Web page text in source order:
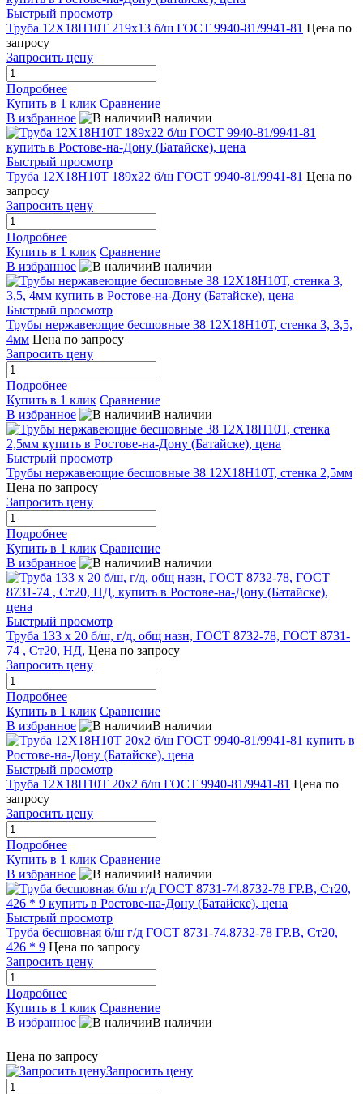
Быстрый просмотр
Труба 12Х18Н10Т 219х13 б/ш ГОСТ 9940-81/9941-81 Цена по
запросу
Запросить цену
Подробнее
Купить в 1 клик Сравнение
В избранное
В наличии
Быстрый просмотр
Труба 12Х18Н10Т 189х22 б/ш ГОСТ 9940-81/9941-81 Цена по
запросу
Запросить цену
Подробнее
Купить в 1 клик Сравнение
В избранное
В наличии
Быстрый просмотр
Трубы нержавеющие бесшовные 38 12Х18Н10Т, стенка 3, 3,5,
4мм Цена по запросу
Запросить цену
Подробнее
Купить в 1 клик Сравнение
В избранное
В наличии
Быстрый просмотр
Трубы нержавеющие бесшовные 38 12Х18Н10Т, стенка 2,5мм
Цена по запросу
Запросить цену
Подробнее
Купить в 1 клик Сравнение
В избранное
В наличии
Быстрый просмотр
Труба 133 х 20 б/ш, г/д, общ назн, ГОСТ 8732-78, ГОСТ 8731-
74 , Ст20, НД, Цена по запросу
Запросить цену
Подробнее
Купить в 1 клик Сравнение
В избранное
В наличии
Быстрый просмотр
Труба 12Х18Н10Т 20х2 б/ш ГОСТ 9940-81/9941-81 Цена по
запросу
Запросить цену
Подробнее
Купить в 1 клик Сравнение
В избранное
В наличии
Быстрый просмотр
Труба бесшовная б/ш г/д ГОСТ 8731-74.8732-78 ГР.В, Ст20,
426 * 9 Цена по запросу
Запросить цену
Подробнее
Купить в 1 клик Сравнение
В избранное
В наличии
Цена по запросу
Запросить цену